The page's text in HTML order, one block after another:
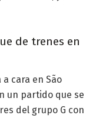
de trenes en
cara en São
un partido que se
del grupo G con